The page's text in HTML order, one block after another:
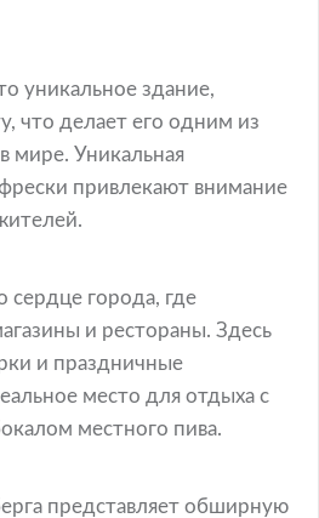
уникальное здание,
что делает его одним из
мире. Уникальная
привлекают внимание
города, где
и рестораны. Здесь
и праздничные
место для отдыха с
местного пива.
представляет обширную